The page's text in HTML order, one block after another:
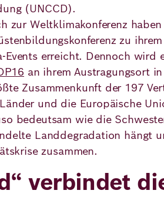
(UNCCD).
zur Weltklimakonferenz
zu
Events erreicht. Dennoch
an ihrem Austragungsort
Zusammenkunft der 197
und die Europäische
bedeutsam wie die
Landdegradation hängt
zusammen.
verbindet